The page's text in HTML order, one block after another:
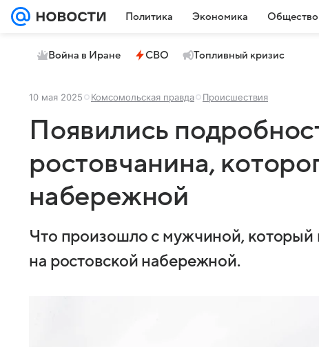
Политика Экономика Общество
Война в Иране СВО Топливный кризис
10 мая 2025 Комсомольская правда Происшествия
Появились
ростовчанина,
набережной
Что произошло с мужчиной, который
на ростовской набережной.